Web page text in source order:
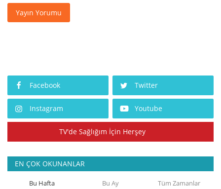
Yayın Yorumu
Facebook Twitter
Instagram Youtube
TV'de Sağlığım İçin Herşey
EN ÇOK OKUNANLAR
Bu Hafta Bu Ay Tüm Zamanlar